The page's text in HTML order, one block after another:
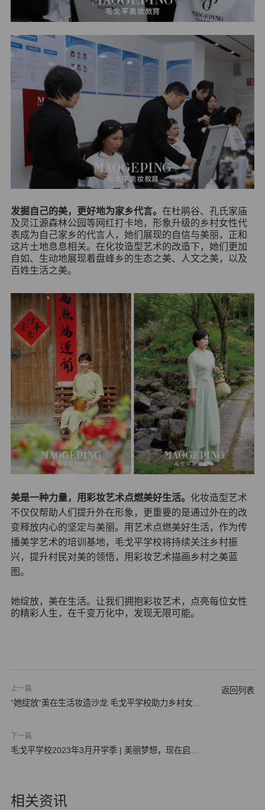
发掘自己的美，更好地为家乡代言。 在杜鹃谷、孔氏家庙
及灵江源森林公园等网红打卡地，形象升级的乡村女性代
表成为自己家乡的代言人，她们展现的自信与美丽，正和
这片土地息息相关。在化妆造型艺术的改造下，她们更加
自如、生动地展现着盘峰乡的生态之美、人文之美，以及
百姓生活之美。
美是一种力量，用彩妆艺术点燃美好生活。 化妆造型艺术
不仅仅帮助人们提升外在形象，更重要的是通过外在的改
变释放内心的坚定与美丽。用艺术点燃美好生活，作为传
播美学艺术的培训基地，毛戈平学校将持续关注乡村振
兴，提升村民对美的领悟，用彩妆艺术描画乡村之美蓝
图。
她绽放，美在生活。让我们拥抱彩妆艺术，点亮每位女性
的精彩人生，在千变万化中，发现无限可能。
上一篇
“她绽放”美在生活妆造沙龙 毛戈平学校助力乡村女性
下一篇
毛戈平学校2023年3月开学季 | 美丽梦想，现在启
返回列表
相关资讯